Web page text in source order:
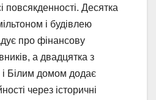
повсякденності. Десятка
і будівлею
про фінансову
а двадцятка з
Білим домом додає
через історичні